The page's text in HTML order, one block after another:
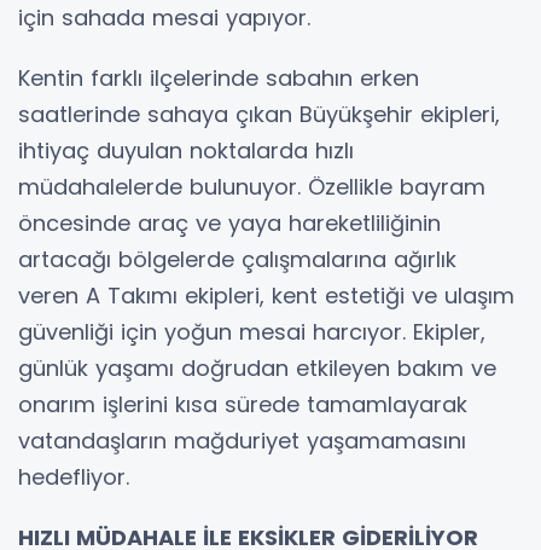
için sahada mesai yapıyor.
Kentin farklı ilçelerinde sabahın erken
saatlerinde sahaya çıkan Büyükşehir ekipleri,
ihtiyaç duyulan noktalarda hızlı
müdahalelerde bulunuyor. Özellikle bayram
öncesinde araç ve yaya hareketliliğinin
artacağı bölgelerde çalışmalarına ağırlık
veren A Takımı ekipleri, kent estetiği ve ulaşım
güvenliği için yoğun mesai harcıyor. Ekipler,
günlük yaşamı doğrudan etkileyen bakım ve
onarım işlerini kısa sürede tamamlayarak
vatandaşların mağduriyet yaşamamasını
hedefliyor.
HIZLI MÜDAHALE İLE EKSİKLER GİDERİLİYOR